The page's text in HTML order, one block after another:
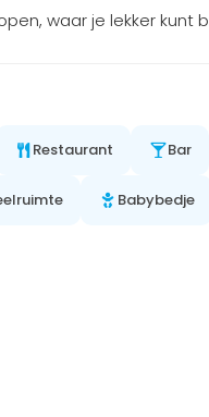
waar je lekker kunt
Restaurant Bar
Babybedje